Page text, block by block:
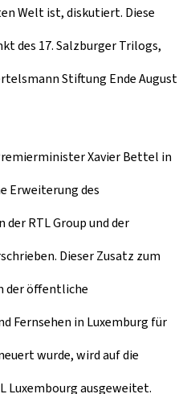
Welt ist, diskutiert. Diese
des 17. Salzburger Trilogs,
Stiftung Ende August
Xavier Bettel in
Erweiterung des
RTL Group und der
Dieser Zusatz zum
der öffentliche
Fernsehen in Luxemburg für
wurde, wird auf die
ausgeweitet.